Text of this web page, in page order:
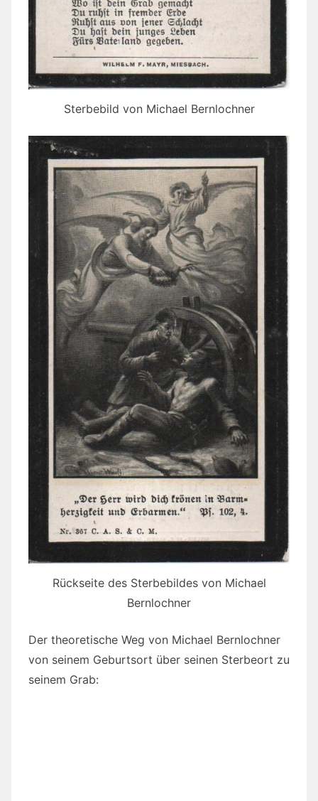
Sterbebild von Michael Bernlochner
Rückseite des Sterbebildes von Michael
Bernlochner
Der theoretische Weg von Michael Bernlochner
von seinem Geburtsort über seinen Sterbeort zu
seinem Grab: